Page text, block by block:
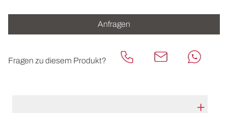
Anfragen
Fragen zu diesem Produkt?